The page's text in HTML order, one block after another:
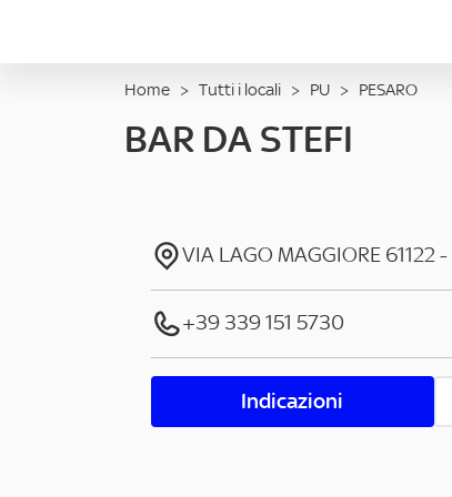
Home > Tutti i locali > PU > PESARO
BAR DA STEFI
VIA LAGO MAGGIORE 61122-
+39 339 151 5730
Indicazioni